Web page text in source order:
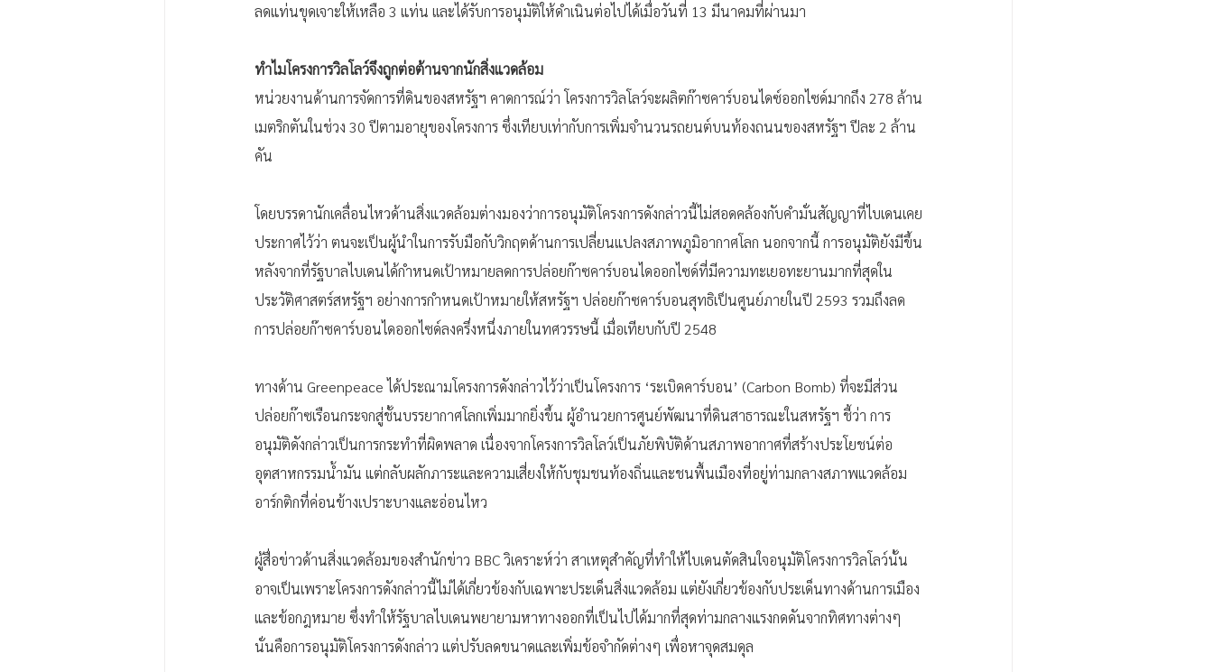
ลดแท่นขุดเจาะให้เหลือ 3 แท่น เเละได้รับการอนุมัติให้ดำเนินต่อไปได้เมื่อวันที่ 13 มีนาคมที่ผ่านมา
ทำไมโครงการวิลโลว์จึงถูกต่อต้านจากนักสิ่งแวดล้อม
หน่วยงานด้านการจัดการที่ดินของสหรัฐฯ คาดการณ์ว่า โครงการวิลโลว์จะผลิตก๊าซคาร์บอนไดซ์ออกไซด์มากถึง 278 ล้าน
เมตริกตันในช่วง 30 ปีตามอายุของโครงการ ซึ่งเทียบเท่ากับการเพิ่มจำนวนรถยนต์บนท้องถนนของสหรัฐฯ ปีละ 2 ล้าน
คัน
โดยบรรดานักเคลื่อนไหวด้านสิ่งแวดล้อมต่างมองว่าการอนุมัติโครงการดังกล่าวนี้ไม่สอดคล้องกับคำมั่นสัญญาที่ไบเดนเคย
ประกาศไว้ว่า ตนจะเป็นผู้นำในการรับมือกับวิกฤตด้านการเปลี่ยนแปลงสภาพภูมิอากาศโลก นอกจากนี้ การอนุมัติยังมีขึ้น
หลังจากที่รัฐบาลไบเดนได้กำหนดเป้าหมายลดการปล่อยก๊าซคาร์บอนไดออกไซด์ที่มีความทะเยอทะยานมากที่สุดใน
ประวัติศาสตร์สหรัฐฯ อย่างการกำหนดเป้าหมายให้สหรัฐฯ ปล่อยก๊าซคาร์บอนสุทธิเป็นศูนย์ภายในปี 2593 รวมถึงลด
การปล่อยก๊าซคาร์บอนไดออกไซด์ลงครึ่งหนึ่งภายในทศวรรษนี้ เมื่อเทียบกับปี 2548
ทางด้าน Greenpeace ได้ประณามโครงการดังกล่าวไว้ว่าเป็นโครงการ ‘ระเบิดคาร์บอน’ (Carbon Bomb) ที่จะมีส่วน
ปล่อยก๊าซเรือนกระจกสู่ชั้นบรรยากาศโลกเพิ่มมากยิ่งขึ้น ผู้อำนวยการศูนย์พัฒนาที่ดินสาธารณะในสหรัฐฯ ชี้ว่า การ
อนุมัติดังกล่าวเป็นการกระทำที่ผิดพลาด เนื่องจากโครงการวิลโลว์เป็นภัยพิบัติด้านสภาพอากาศที่สร้างประโยชน์ต่อ
อุตสาหกรรมน้ำมัน แต่กลับผลักภาระและความเสี่ยงให้กับชุมชนท้องถิ่นและชนพื้นเมืองที่อยู่ท่ามกลางสภาพแวดล้อม
อาร์กติกที่ค่อนข้างเปราะบางและอ่อนไหว
ผู้สื่อข่าวด้านสิ่งแวดล้อมของสำนักข่าว BBC วิเคราะห์ว่า สาเหตุสำคัญที่ทำให้ไบเดนตัดสินใจอนุมัติโครงการวิลโลว์นั้น
อาจเป็นเพราะโครงการดังกล่าวนี้ไม่ได้เกี่ยวข้องกับเฉพาะประเด็นสิ่งแวดล้อม แต่ยังเกี่ยวข้องกับประเด็นทางด้านการเมือง
และข้อกฎหมาย ซึ่งทำให้รัฐบาลไบเดนพยายามหาทางออกที่เป็นไปได้มากที่สุดท่ามกลางแรงกดดันจากทิศทางต่างๆ
นั่นคือการอนุมัติโครงการดังกล่าว แต่ปรับลดขนาดและเพิ่มข้อจำกัดต่างๆ เพื่อหาจุดสมดุล